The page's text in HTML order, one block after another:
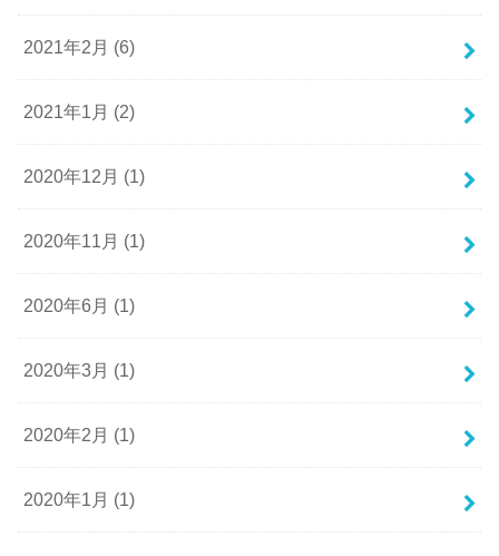
2021年2月 (6)
2021年1月 (2)
2020年12月 (1)
2020年11月 (1)
2020年6月 (1)
2020年3月 (1)
2020年2月 (1)
2020年1月 (1)